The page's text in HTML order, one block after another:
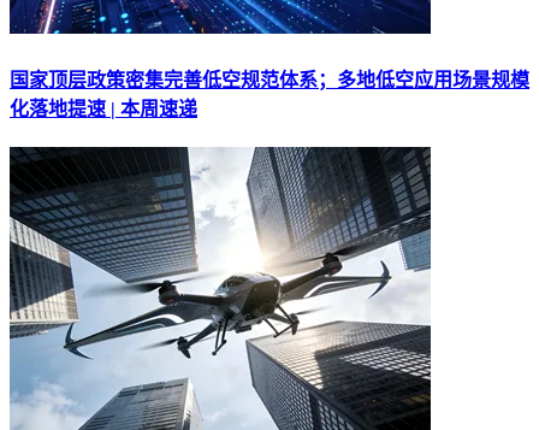
国家顶层政策密集完善低空规范体系；多地低空应用场景规模
化落地提速 | 本周速递